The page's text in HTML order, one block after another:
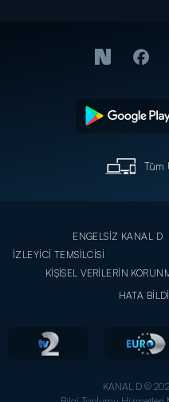
Tüm
ENGELSİZ KANAL D
İZLEYİCİ TEMSİLCİSİ
KİŞİSEL VERİLERİN
HATA
KANAL D ©